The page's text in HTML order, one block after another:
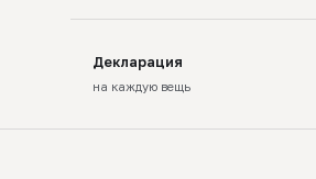
Декларация
на каждую вещь